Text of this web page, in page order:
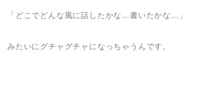
「どこでどんな風に話したかな…書いたかな…」
みたいにグチャグチャになっちゃうんです。